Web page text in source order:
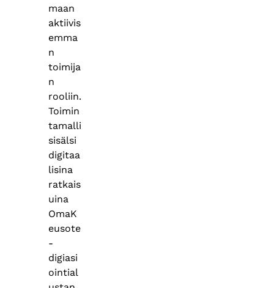
maan
aktiivis
emma
n
toimija
n
rooliin.
Toimin
tamalli
sisälsi
digitaa
lisina
ratkais
uina
OmaK
eusote
-
digiasi
ointial